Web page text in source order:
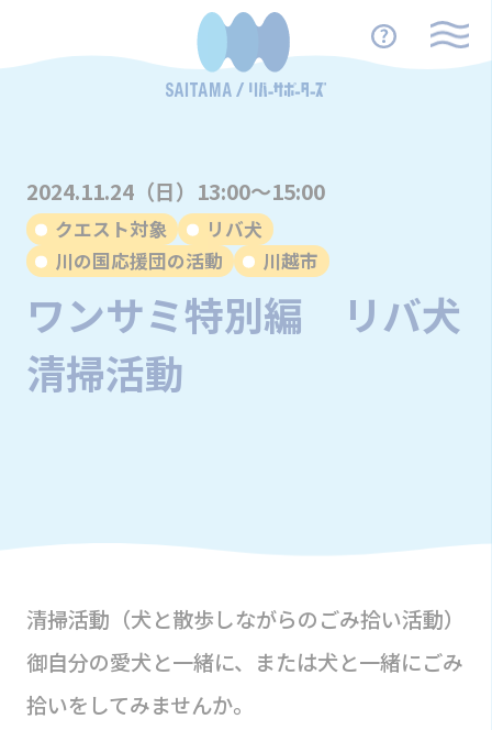
2024.11.24（日）13:00～15:00
クエスト対象
リバ犬
川の国応援団の活動
川越市
ワンサミ特別編 リバ犬
清掃活動
清掃活動（犬と散歩しながらのごみ拾い活動）
御自分の愛犬と一緒に、または犬と一緒にごみ
拾いをしてみませんか。